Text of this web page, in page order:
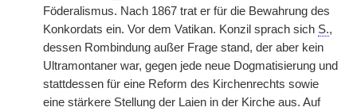
Föderalismus. Nach 1867 trat er für die Bewahrung des
Konkordats ein. Vor dem Vatikan. Konzil sprach sich S.,
dessen Rombindung außer Frage stand, der aber kein
Ultramontaner war, gegen jede neue Dogmatisierung und
stattdessen für eine Reform des Kirchenrechts sowie
eine stärkere Stellung der Laien in der Kirche aus. Auf